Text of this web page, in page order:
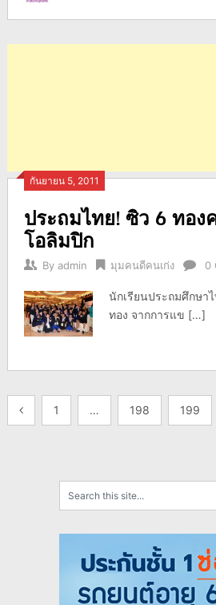
กันยายน 5, 2011
ประถมไทย! ซิว 6 ทอ
โอลิมปิก
By admin มุมคนดีคนเก่ง 0
นักเรียนประถมศึกษา
ทอง จากการแข […]
แนะแนว
1 … 198 199